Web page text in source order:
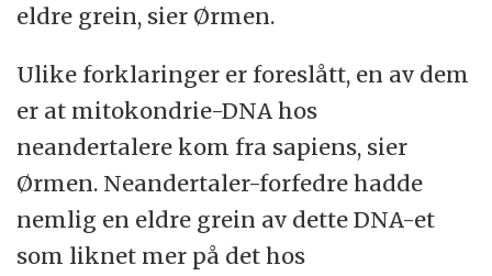
eldre grein, sier Ørmen.
Ulike forklaringer er foreslått, en av dem
er at mitokondrie-DNA hos
neandertalere kom fra sapiens, sier
Ørmen. Neandertaler-forfedre hadde
nemlig en eldre grein av dette DNA-et
som liknet mer på det hos